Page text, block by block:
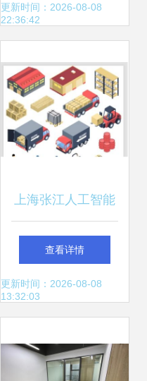
信息服务的全链路
更新时间：2026-08-08
22:36:42
上海张江人工智能
岛迎首家企业IBM
入驻 聚焦计算机软
态
查看详情
更新时间：2026-08-08
13:32:03